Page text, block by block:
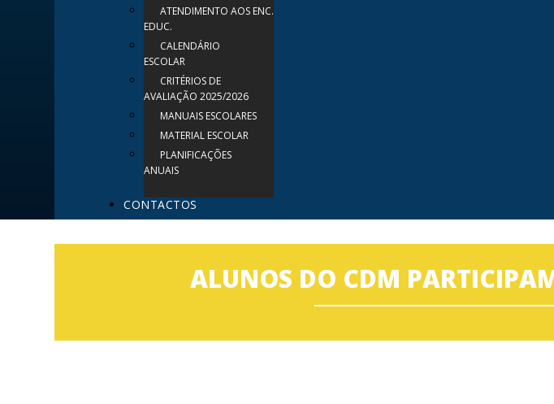
ATENDIMENTO AOS ENC.
EDUC.
CALENDÁRIO
ESCOLAR
CRITÉRIOS DE
AVALIAÇÃO 2025/2026
MANUAIS ESCOLARES
MATERIAL ESCOLAR
PLANIFICAÇÕES
ANUAIS
CONTACTOS
ALUNOS DO CDM